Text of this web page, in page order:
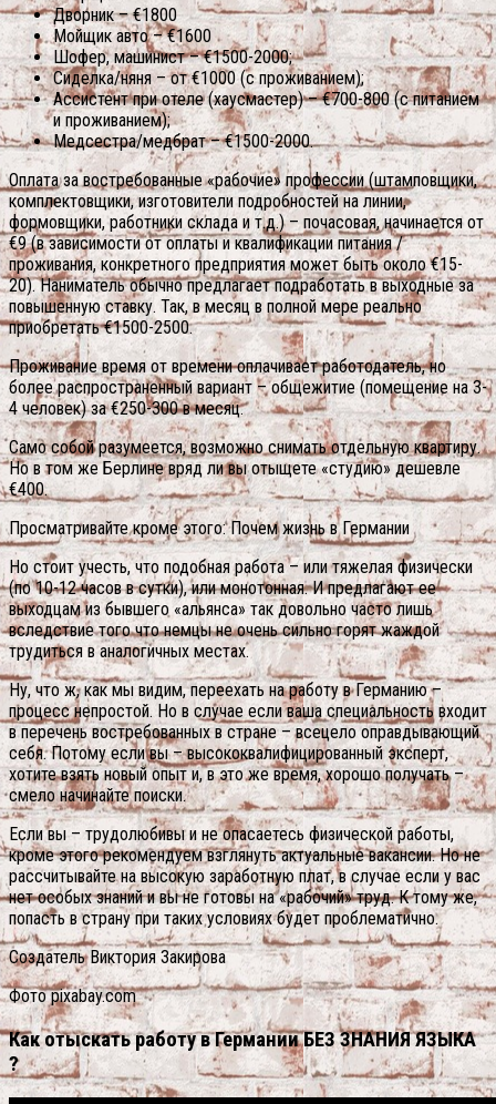
Дворник – €1800
Мойщик авто – €1600
Шофер, машинист – €1500-2000;
Сиделка/няня – от €1000 (с проживанием);
Ассистент при отеле (хаусмастер) – €700-800 (с питанием
и проживанием);
Медсестра/медбрат – €1500-2000.
Оплата за востребованные «рабочие» профессии (штамповщики,
комплектовщики, изготовители подробностей на линии,
формовщики, работники склада и т.д.) – почасовая, начинается от
€9 (в зависимости от оплаты и квалификации питания /
проживания, конкретного предприятия может быть около €15-
20). Наниматель обычно предлагает подработать в выходные за
повышенную ставку. Так, в месяц в полной мере реально
приобретать €1500-2500.
Проживание время от времени оплачивает работодатель, но
более распространенный вариант – общежитие (помещение на 3-
4 человек) за €250-300 в месяц.
Само собой разумеется, возможно снимать отдельную квартиру.
Но в том же Берлине вряд ли вы отыщете «студию» дешевле
€400.
Просматривайте кроме этого: Почем жизнь в Германии
Но стоит учесть, что подобная работа – или тяжелая физически
(по 10-12 часов в сутки), или монотонная. И предлагают ее
выходцам из бывшего «альянса» так довольно часто лишь
вследствие того что немцы не очень сильно горят жаждой
трудиться в аналогичных местах.
Ну, что ж, как мы видим, переехать на работу в Германию –
процесс непростой. Но в случае если ваша специальность входит
в перечень востребованных в стране – всецело оправдывающий
себя. Потому если вы – высококвалифицированный эксперт,
хотите взять новый опыт и, в это же время, хорошо получать –
смело начинайте поиски.
Если вы – трудолюбивы и не опасаетесь физической работы,
кроме этого рекомендуем взглянуть актуальные вакансии. Но не
рассчитывайте на высокую заработную плат, в случае если у вас
нет особых знаний и вы не готовы на «рабочий» труд. К тому же,
попасть в страну при таких условиях будет проблематично.
Создатель Виктория Закирова
Фото pixabay.com
Как отыскать работу в Германии БЕЗ ЗНАНИЯ ЯЗЫКА
?